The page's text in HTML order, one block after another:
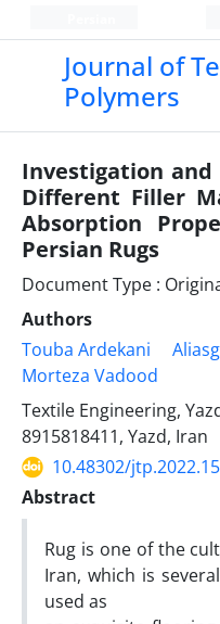
Journal of
Polymers
Investigation
Different Filler
Absorption
Persian Rugs
Document Type :
Authors
Touba Ardekani
Morteza Vadood
Textile Engineering,
8915818411, Yazd, Iran
10.48302/
Abstract
Rug is one of the
Iran, which is
used as